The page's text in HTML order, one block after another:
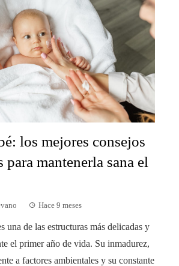
los mejores consejos
para mantenerla sana el
Hace 9 meses
una de las estructuras más delicadas y
el primer año de vida. Su inmadurez,
a factores ambientales y su constante